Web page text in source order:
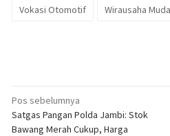
Vokasi Otomotif
Wirausaha
Navigasi
pos
Pos sebelumnya
Satgas Pangan Polda Jambi: Stok
Bawang Merah Cukup, Harga